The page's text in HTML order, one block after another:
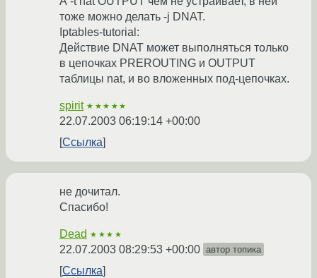
тоже можно делать -j DNAT.
Iptables-tutorial:
Действие DNAT может выполняться только
в цепочках PREROUTING и OUTPUT
таблицы nat, и во вложенных под-цепочках.
spirit ★★★★★
22.07.2003 06:19:14 +00:00
Ссылка
не дочитал.
Спасибо!
Dead ★★★★
22.07.2003 08:29:53 +00:00 автор топика
Ссылка